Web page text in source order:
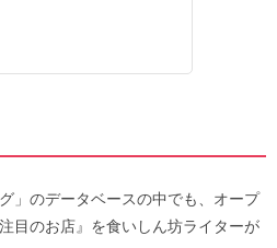
」のデータベースの中でも、オープ
目のお店』を食いしん坊ライターが